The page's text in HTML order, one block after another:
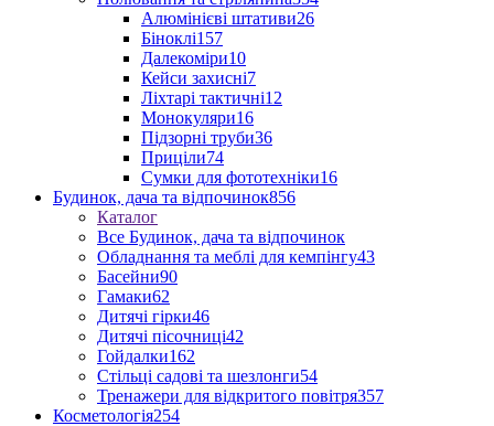
Алюмінієві штативи26
Біноклі157
Далекоміри10
Кейси захисні7
Ліхтарі тактичні12
Монокуляри16
Підзорні труби36
Приціли74
Сумки для фототехніки16
Будинок, дача та відпочинок856
Каталог
Все Будинок, дача та відпочинок
Обладнання та меблі для кемпінгу43
Басейни90
Гамаки62
Дитячі гірки46
Дитячі пісочниці42
Гойдалки162
Стільці садові та шезлонги54
Тренажери для відкритого повітря357
Косметологія254